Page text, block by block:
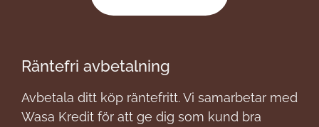
Räntefri avbetalning
Avbetala ditt köp räntefritt. Vi samarbetar med
Wasa Kredit för att ge dig som kund bra